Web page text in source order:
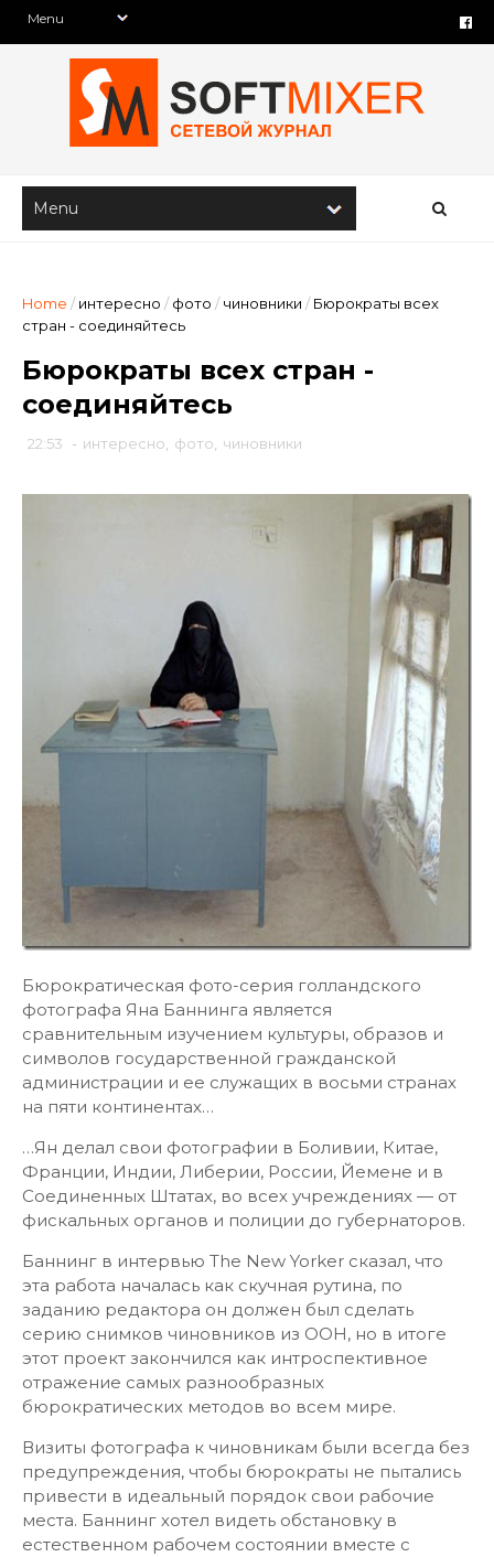
Home / интересно / фото / чиновники / Бюрократы всех
стран - соединяйтесь
Бюрократы всех стран -
соединяйтесь
22:53 - интересно фото чиновники
Бюрократическая фото-серия голландского
фотографа Яна Баннинга является
сравнительным изучением культуры, образов и
символов государственной гражданской
администрации и ее служащих в восьми странах
на пяти континентах…
…Ян делал свои фотографии в Боливии, Китае,
Франции, Индии, Либерии, России, Йемене и в
Соединенных Штатах, во всех учреждениях — от
фискальных органов и полиции до губернаторов.
Баннинг в интервью The New Yorker сказал, что
эта работа началась как скучная рутина, по
заданию редактора он должен был сделать
серию снимков чиновников из ООН, но в итоге
этот проект закончился как интроспективное
отражение самых разнообразных
бюрократических методов во всем мире.
Визиты фотографа к чиновникам были всегда без
предупреждения, чтобы бюрократы не пытались
привести в идеальный порядок свои рабочие
места. Баннинг хотел видеть обстановку в
естественном рабочем состоянии вместе с